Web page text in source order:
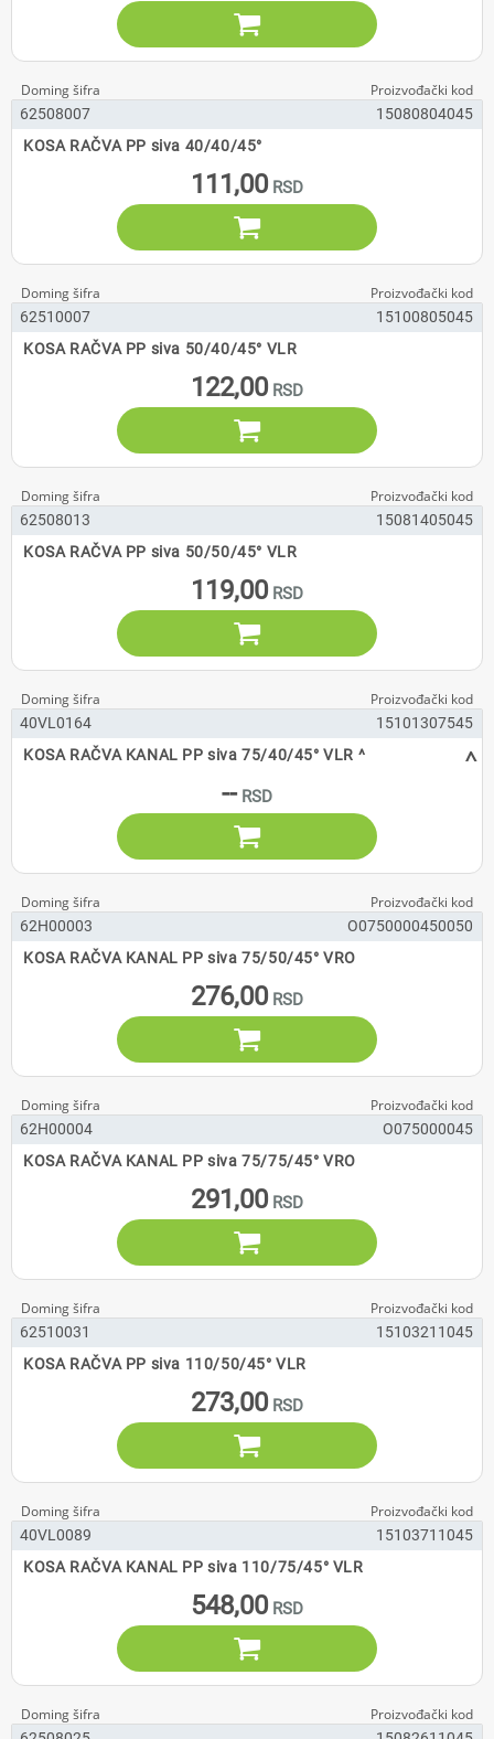

62508007
15080804045
KOSA RAČVA PP siva 40/40/45°
111,00

62510007
15100805045
KOSA RAČVA PP siva 50/40/45° VLR
122,00

62508013
15081405045
KOSA RAČVA PP siva 50/50/45° VLR
119,00

40VL0164
15101307545
KOSA RAČVA KANAL PP siva 75/40/45° VLR ^
--
^

62H00003
O0750000450050
KOSA RAČVA KANAL PP siva 75/50/45° VRO
276,00

62H00004
O075000045
KOSA RAČVA KANAL PP siva 75/75/45° VRO
291,00

62510031
15103211045
KOSA RAČVA PP siva 110/50/45° VLR
273,00

40VL0089
15103711045
KOSA RAČVA KANAL PP siva 110/75/45° VLR
548,00
